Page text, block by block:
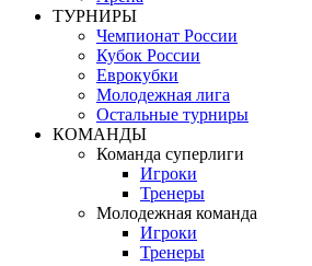
ТУРНИРЫ
Чемпионат России
Кубок России
Еврокубки
Молодежная лига
Остальные турниры
КОМАНДЫ
Команда суперлиги
Игроки
Тренеры
Молодежная команда
Игроки
Тренеры